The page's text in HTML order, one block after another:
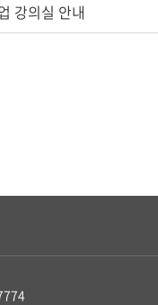
강의실 안내